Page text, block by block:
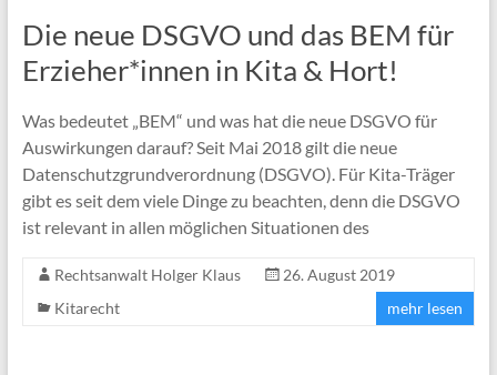
Die neue DSGVO und das BEM für
Erzieher*innen in Kita & Hort!
Was bedeutet „BEM“ und was hat die neue DSGVO für
Auswirkungen darauf? Seit Mai 2018 gilt die neue
Datenschutzgrundverordnung (DSGVO). Für Kita-Träger
gibt es seit dem viele Dinge zu beachten, denn die DSGVO
ist relevant in allen möglichen Situationen des
Rechtsanwalt Holger Klaus
26. August 2019
Kitarecht
mehr lesen